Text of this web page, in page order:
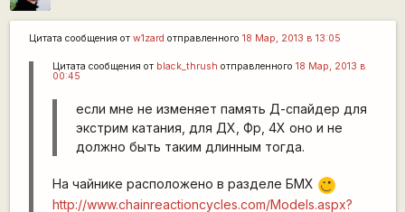
Цитата сообщения от w1zard отправленного 18 Мар, 2013 в 13:05
Цитата сообщения от black_thrush отправленного 18 Мар, 2013 в
00:45
если мне не изменяет память Д-спайдер для
экстрим катания, для ДХ, Фр, 4Х оно и не
должно быть таким длинным тогда.
На чайнике расположено в разделе БМХ
;)
http://www.chainreactioncycles.com/Models.aspx?